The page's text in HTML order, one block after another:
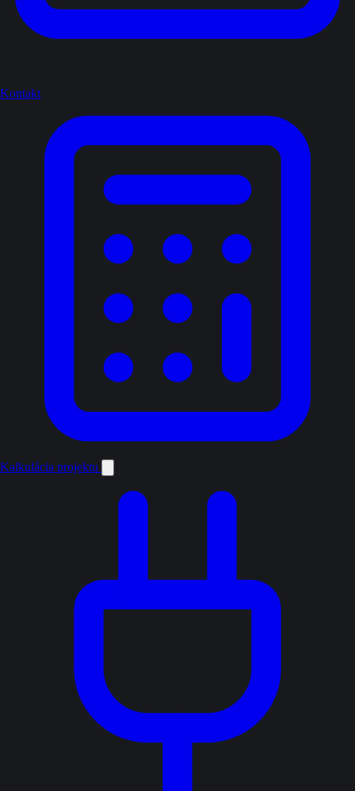
Kontakt
Kalkulácia projektu